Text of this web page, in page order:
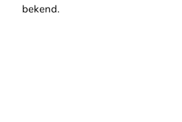
bekend.